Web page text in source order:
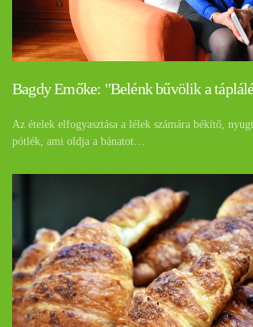
Bagdy Emőke: "Belénk bűvölik a
Az ételek elfogyasztása a lélek számára békítő,
pótlék, ami oldja a bánatot…